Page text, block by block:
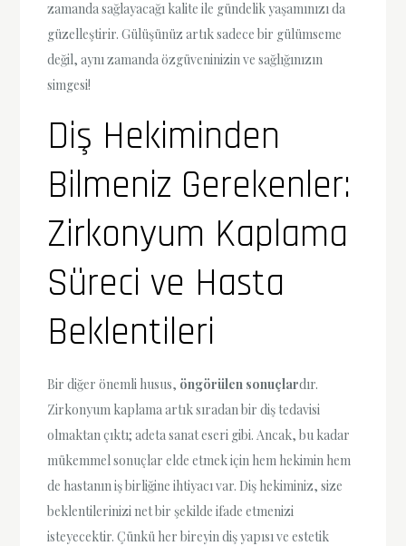
zamanda sağlayacağı kalite ile gündelik yaşamınızı da
güzelleştirir. Gülüşünüz artık sadece bir gülümseme
değil, aynı zamanda özgüveninizin ve sağlığınızın
simgesi!
Diş Hekiminden
Bilmeniz Gerekenler:
Zirkonyum Kaplama
Süreci ve Hasta
Beklentileri
Bir diğer önemli husus, öngörülen sonuçlardır.
Zirkonyum kaplama artık sıradan bir diş tedavisi
olmaktan çıktı; adeta sanat eseri gibi. Ancak, bu kadar
mükemmel sonuçlar elde etmek için hem hekimin hem
de hastanın iş birliğine ihtiyacı var. Diş hekiminiz, size
beklentilerinizi net bir şekilde ifade etmenizi
isteyecektir. Çünkü her bireyin diş yapısı ve estetik